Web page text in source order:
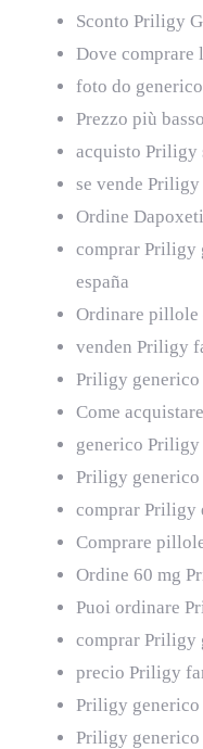
Sconto Priligy
Dove comprare
foto do
Prezzo più
acquisto Priligy
se vende
Ordine
comprar Priligy
españa
Ordinare pillole
venden Priligy
Priligy
Come
generico Priligy
Priligy generico
comprar Priligy
Comprare
Ordine 60 mg
Puoi ordinare
comprar Priligy
precio Priligy
Priligy generico
Priligy generico